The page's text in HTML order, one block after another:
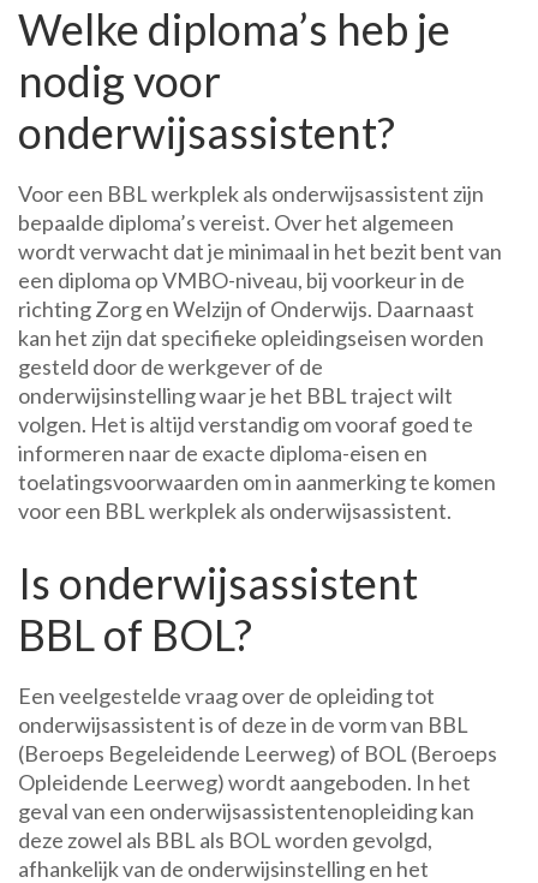
Welke diploma’s heb je
nodig voor
onderwijsassistent?
Voor een BBL werkplek als onderwijsassistent zijn
bepaalde diploma’s vereist. Over het algemeen
wordt verwacht dat je minimaal in het bezit bent van
een diploma op VMBO-niveau, bij voorkeur in de
richting Zorg en Welzijn of Onderwijs. Daarnaast
kan het zijn dat specifieke opleidingseisen worden
gesteld door de werkgever of de
onderwijsinstelling waar je het BBL traject wilt
volgen. Het is altijd verstandig om vooraf goed te
informeren naar de exacte diploma-eisen en
toelatingsvoorwaarden om in aanmerking te komen
voor een BBL werkplek als onderwijsassistent.
Is onderwijsassistent
BBL of BOL?
Een veelgestelde vraag over de opleiding tot
onderwijsassistent is of deze in de vorm van BBL
(Beroeps Begeleidende Leerweg) of BOL (Beroeps
Opleidende Leerweg) wordt aangeboden. In het
geval van een onderwijsassistentenopleiding kan
deze zowel als BBL als BOL worden gevolgd,
afhankelijk van de onderwijsinstelling en het